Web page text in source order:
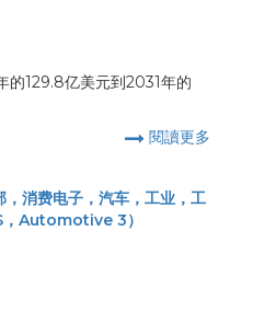
的129.8亿美元到2031年的
閱讀更多
消费电子，汽车，工业，工
，Automotive 3）